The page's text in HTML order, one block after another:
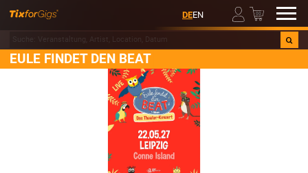
DEEN 00
EULE FINDET DEN BEAT